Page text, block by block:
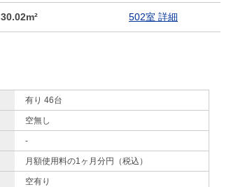
30.02m² 502室 詳細
有り 46台
空無し
-
月額使用料の1ヶ月分円（税込）
空有り